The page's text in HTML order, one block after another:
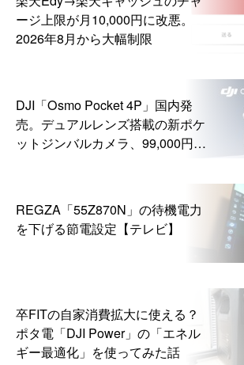
ージ上限が月10,000円に改悪。
2026年8月から大幅制限
DJI「Osmo Pocket 4P」国内発
売。デュアルレンズ搭載の新ポケ
ットジンバルカメラ、99,000円か
REGZA「55Z870N」の待機電力
を下げる節電設定【テレビ】
卒FITの自家消費拡大に使える？
ポタ電「DJI Power」の「エネル
ギー最適化」を使ってみた話